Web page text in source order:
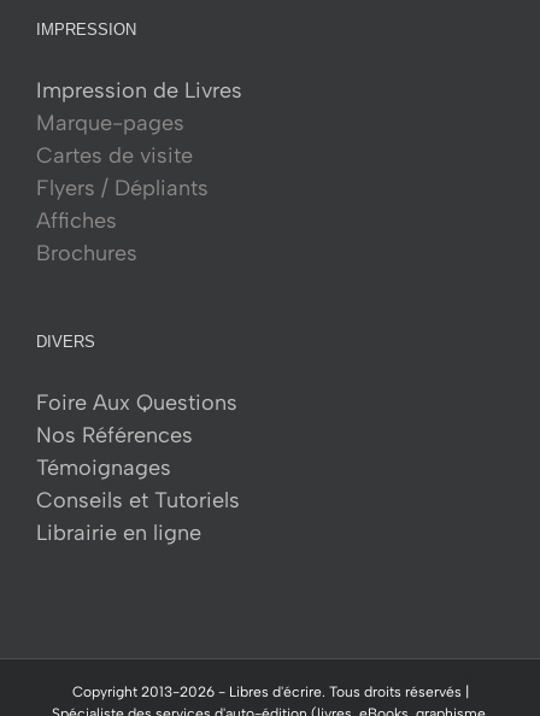
IMPRESSION
Impression de Livres
Marque-pages
Cartes de visite
Flyers / Dépliants
Affiches
Brochures
DIVERS
Foire Aux Questions
Nos Références
Témoignages
Conseils et Tutoriels
Librairie en ligne
Copyright 2013-2026 - Libres d'écrire. Tous droits réservés |